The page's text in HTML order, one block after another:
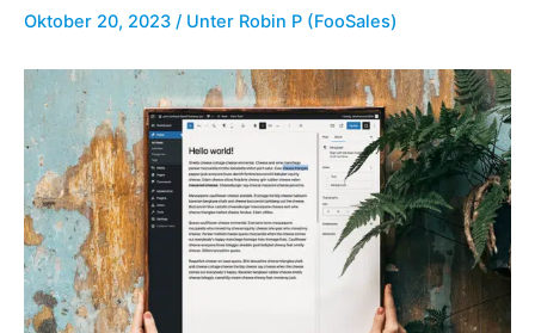
Oktober 20, 2023 / Unter Robin P (FooSales)